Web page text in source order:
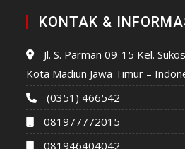
KONTAK &
Jl. S. Parman 09-15 Kel.
Kota Madiun Jawa Timur –
(0351) 466542
081977772015
081946404042